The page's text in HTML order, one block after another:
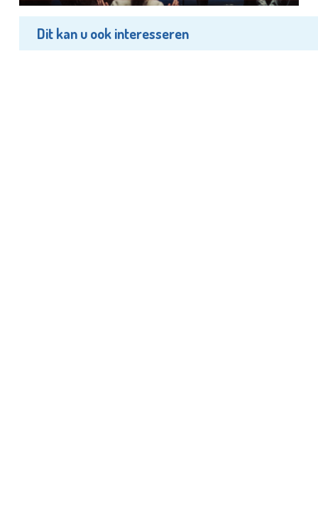
Dit kan u ook interesseren